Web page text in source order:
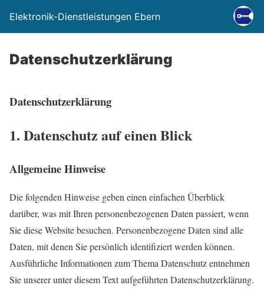
Elektronik-Dienstleistungen Ebern
Datenschutzerklärung
Datenschutz­erklärung
1. Datenschutz auf einen Blick
Allgemeine Hinweise
Die folgenden Hinweise geben einen einfachen Überblick
darüber, was mit Ihren personenbezogenen Daten passiert, wenn
Sie diese Website besuchen. Personenbezogene Daten sind alle
Daten, mit denen Sie persönlich identifiziert werden können.
Ausführliche Informationen zum Thema Datenschutz entnehmen
Sie unserer unter diesem Text aufgeführten Datenschutzerklärung.